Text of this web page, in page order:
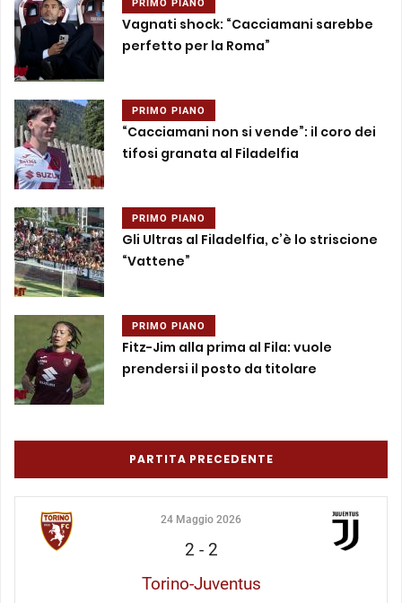
PRIMO PIANO
Vagnati shock: “Cacciamani sarebbe
perfetto per la Roma”
PRIMO PIANO
“Cacciamani non si vende”: il coro dei
tifosi granata al Filadelfia
PRIMO PIANO
Gli Ultras al Filadelfia, c’è lo striscione
“Vattene”
PRIMO PIANO
Fitz-Jim alla prima al Fila: vuole
prendersi il posto da titolare
PARTITA PRECEDENTE
24 Maggio 2026
2 - 2
Torino-Juventus